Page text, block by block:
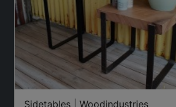
Sidetables | Woodindustries